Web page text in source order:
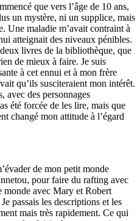
que vers l’âge de 10 ans,
un mystère, ni un supplice, mais
Une maladie m’avait contraint à
atteignait des niveaux pénibles.
livres de la bibliothèque, que
de mieux à faire. Je suis
à cet ennui et à mon frère
qu’ils susciteraient mon intérêt.
avec des personnages
été forcée de les lire, mais que
changé mon attitude à l’égard
de mon petit monde
pour faire du rafting avec
avec Mary et Robert
passais les descriptions et les
mais très rapidement. Ce qui